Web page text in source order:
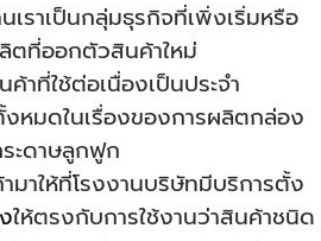
เราเป็นกลุ่มธุรกิจที่เพิ่งเริ่มหรือ
ตที่ออกตัวสินค้าใหม่
าที่ใช้ต่อเนื่องเป็นประจำ
งหมดในเรื่องของการผลิตกล่อง
ะดาษลูกฟูก
มาให้ที่โรงงานบริษัทมีบริการตั้ง
ให้ตรงกับการใช้งานว่าสินค้าชนิด